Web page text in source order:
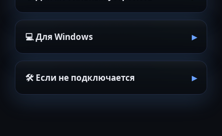
💻 Для Windows
🛠 Если не подключается